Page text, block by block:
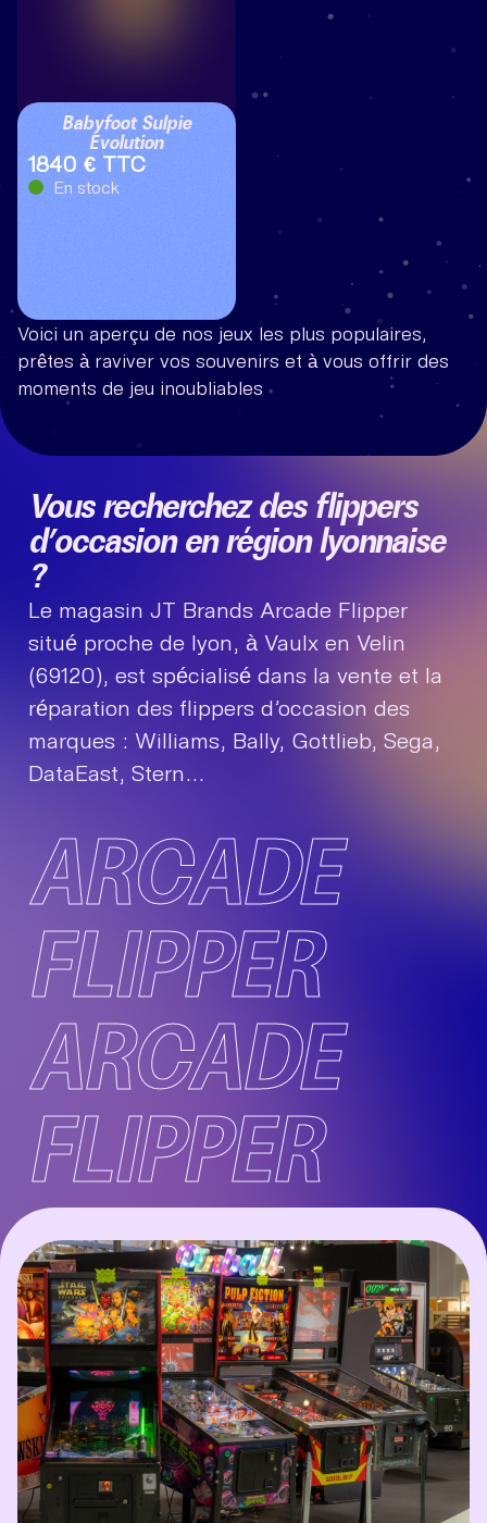
Babyfoot Sulpie
Evolution
1840 € TTC
En stock
Voici un aperçu de nos jeux les plus populaires,
prêtes à raviver vos souvenirs et à vous offrir des
moments de jeu inoubliables
Vous recherchez des flippers
d’occasion en région lyonnaise
?
Le magasin JT Brands Arcade Flipper
situé proche de lyon, à Vaulx en Velin
(69120), est spécialisé dans la vente et la
réparation des flippers d’occasion des
marques : Williams, Bally, Gottlieb, Sega,
DataEast, Stern…
ARCADE
FLIPPER
ARCADE
FLIPPER